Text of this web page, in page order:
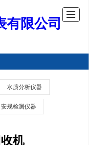
有限公司
水质分析仪器
安规检测仪器
机